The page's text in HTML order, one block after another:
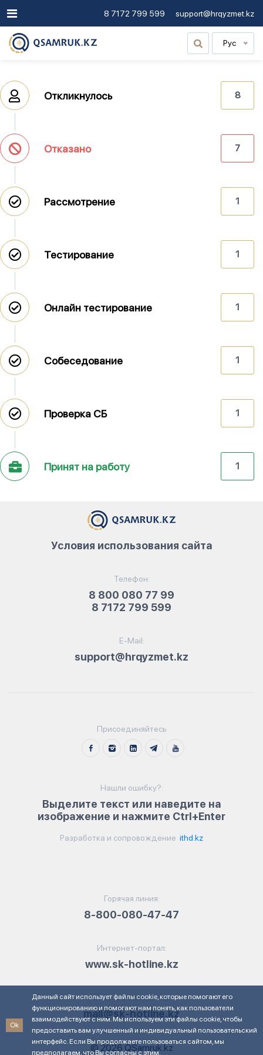
8 7172 799 599 support@hrqyzmet.kz
Рус
Откликнулось 8
Отказано 7
Рассмотрение 1
Тестирование 1
Онлайн тестирование 1
Собеседование 1
Проверка СБ 1
Принят на работу 1
Телефон:
8 800 080 77 99
8 7172 799 599
E-Mail:
support@hrqyzmet.kz
Условия использования сайта
Присоединяйтесь
Нашли ошибку?:
Выделите текст или наведите на
изображение и нажмите Ctrl+Enter
Разработка и сопровождение ithd.kz
Горячая линия:
8-800-080-47-47
Интернет-портал:
www.sk-hotline.kz
Электронная почта:
mail@sk-hotline.kz
© 2026 QSamruk.kz
Ok
Данный сайт использует файлы cookie, которые помогают его
функционированию и помогают нам понять, как пользователи
взаимодействуют с ним. Мы используем эти файлы cookie, чтобы
предоставить вам улучшенный и индивидуальный пользовательский
интерфейс. Если Вы продолжаете пользоваться сайтом, мы
предполагаем, что Вы согласны с этим.